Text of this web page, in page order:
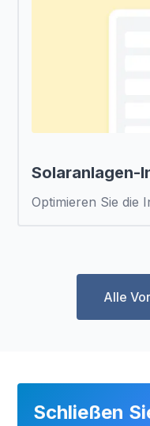
Solaranlagen-
Optimieren Sie die
Alle
Schließen